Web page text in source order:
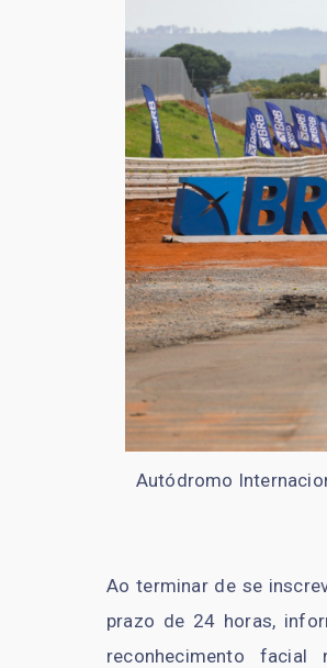
Autódromo
Ao terminar de se
prazo de 24 horas,
reconhecimento